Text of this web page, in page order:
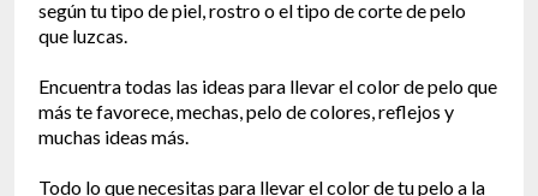
según tu tipo de piel, rostro o el tipo de corte de pelo
que luzcas.
Encuentra todas las ideas para llevar el color de pelo que
más te favorece, mechas, pelo de colores, reflejos y
muchas ideas más.
Todo lo que necesitas para llevar el color de tu pelo a la